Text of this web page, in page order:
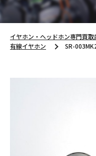
イヤホン・ヘッドホン専門買
有線イヤホン
SR-